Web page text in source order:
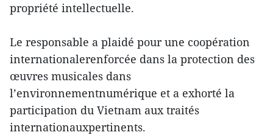
propriété intellectuelle.
Le responsable a plaidé pour une coopération
internationalerenforcée dans la protection des
œuvres musicales dans
l’environnementnumérique et a exhorté la
participation du Vietnam aux traités
internationauxpertinents.